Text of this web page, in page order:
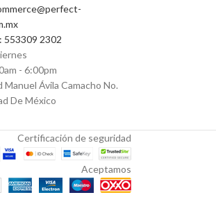
553309 2302
- 6:00pm
Manuel Ávila Camacho No.
De México
Certificación de seguridad
Aceptamos